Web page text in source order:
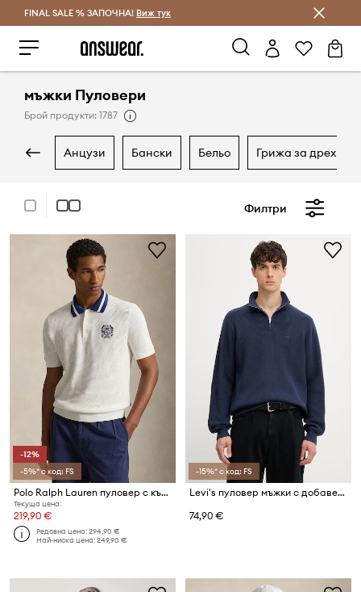
Спестявай с Answear Club
FINAL SALE % ЗАПОЧНА! Виж тук
мъжки Пуловери
Брой продукти: 1787
анцузи бански бельо грижа за дрехите
Филтри
-12%
-5%* с код: FS
Polo Ralph Lauren пуловер с къси ръкави мъжки от памук Wimbledon
Текуща цена:
219,90 €
Редовна цена:294,90 €
Най-ниска цена:249,90 €
-15%* с код: FS
Levi's пуловер мъжки с добавена вълна LIGHTWEIGHT HM QUARTER ZIP
74,90 €